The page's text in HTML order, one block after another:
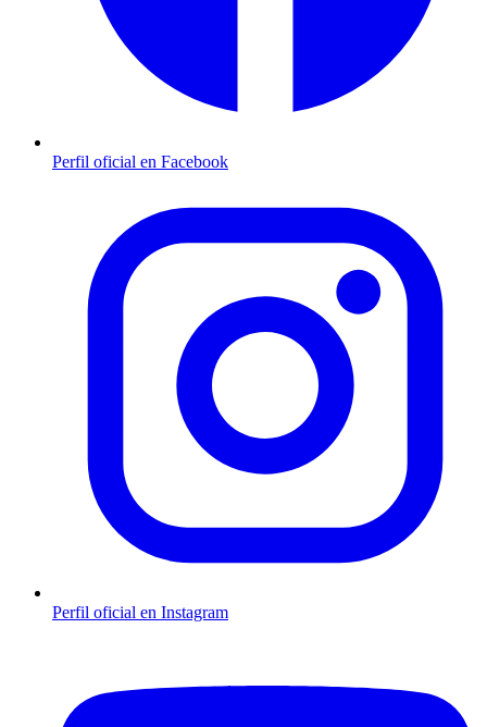
Perfil oficial en Facebook
Perfil oficial en Instagram